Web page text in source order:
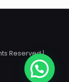
Reserved |